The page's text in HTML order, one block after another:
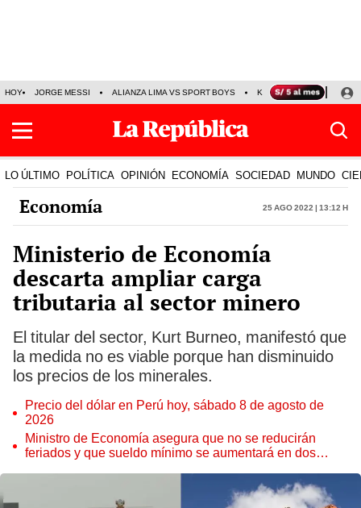
HOY JORGE MESSI ALIANZA LIMA VS SPORT BOYS KENJI FUJIMORI
LO ÚLTIMO POLÍTICA OPINIÓN ECONOMÍA SOCIEDAD MUNDO
Economía 25 Ago 2022 | 13:12 h
Ministerio de Economía
descarta ampliar carga
tributaria al sector minero
El titular del sector, Kurt Burneo, manifestó que
la medida no es viable porque han disminuido
los precios de los minerales.
Precio del dólar en Perú hoy, sábado 8 de agosto de
2026
Ministro de Economía asegura que no se reducirán
feriados y que sueldo mínimo se aumentará en dos